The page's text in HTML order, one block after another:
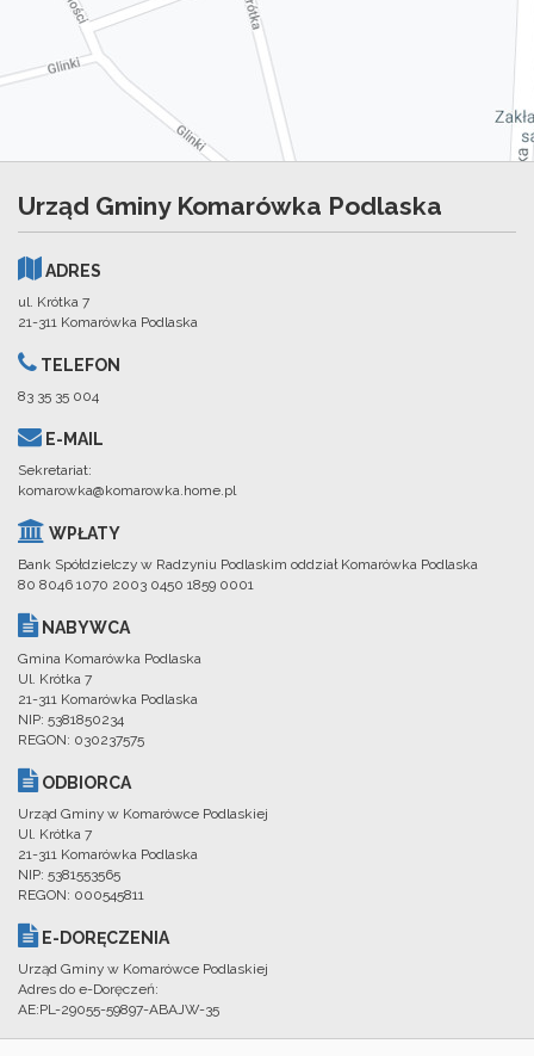
Urząd Gminy Komarówka Podlaska
ADRES
ul. Krótka 7
21-311 Komarówka Podlaska
TELEFON
83 35 35 004
E-MAIL
Sekretariat:
komarowka@komarowka.home.pl
WPŁATY
Bank Spółdzielczy w Radzyniu Podlaskim oddział Komarówka Podlaska
80 8046 1070 2003 0450 1859 0001
NABYWCA
Gmina Komarówka Podlaska
Ul. Krótka 7
21-311 Komarówka Podlaska
NIP: 5381850234
REGON: 030237575
ODBIORCA
Urząd Gminy w Komarówce Podlaskiej
Ul. Krótka 7
21-311 Komarówka Podlaska
NIP: 5381553565
REGON: 000545811
E-DORĘCZENIA
Urząd Gminy w Komarówce Podlaskiej
Adres do e-Doręczeń:
AE:PL-29055-59897-ABAJW-35